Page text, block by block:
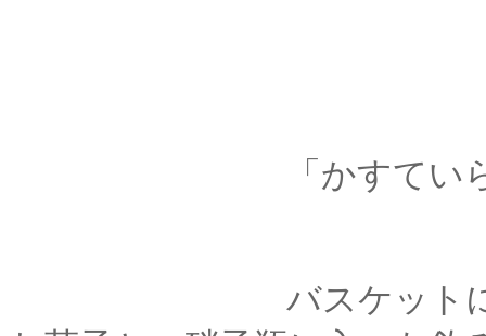
「かすていら････
バスケットに入って